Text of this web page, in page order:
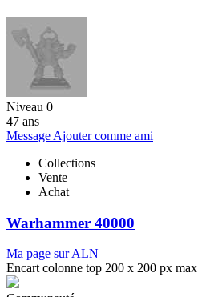
Niveau 0
47 ans
Message Ajouter comme ami
Collections
Vente
Achat
Warhammer 40000
Ma page sur ALN
Encart colonne top 200 x 200 px max